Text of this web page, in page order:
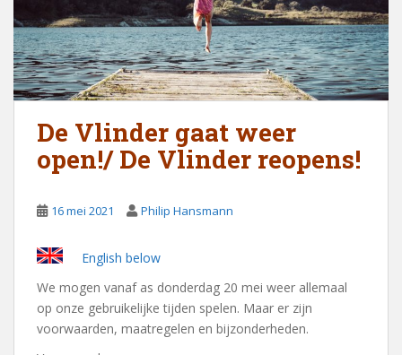
De Vlinder gaat weer
open!/ De Vlinder reopens!
16 mei 2021 Philip Hansmann
English below
We mogen vanaf as donderdag 20 mei weer allemaal
op onze gebruikelijke tijden spelen. Maar er zijn
voorwaarden, maatregelen en bijzonderheden.